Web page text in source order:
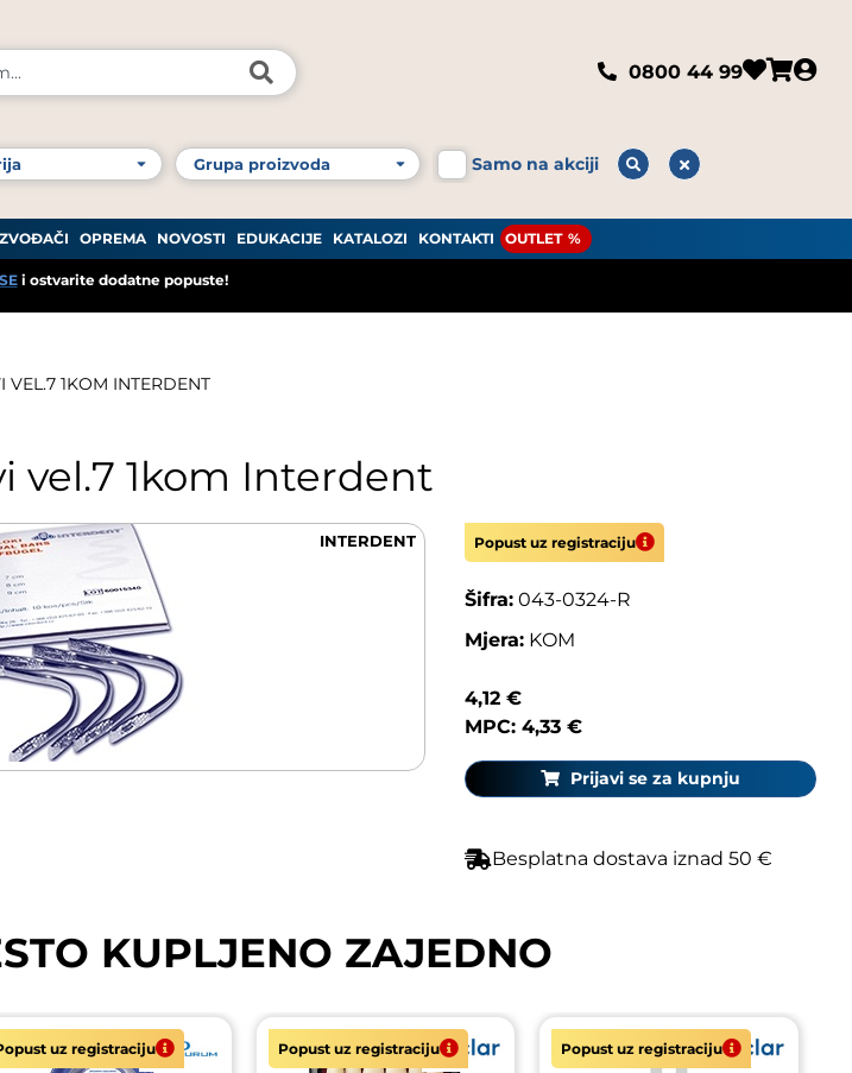
0800 44 99
Samo na akciji
OPREMA NOVOSTI EDUKACIJE KATALOZI KONTAKTI OUTLET
i ostvarite dodatne popuste!
1KOM INTERDENT
vel.7 1kom Interdent
INTERDENT Popust uz registraciju
Šifra:043-0324-R
Mjera:KOM
4,12 €
MPC: 4,33 €
Prijavi se za kupnju
Besplatna dostava iznad 50 €
KUPLJENO ZAJEDNO
uz registraciju Popust uz registraciju Popust uz registraciju